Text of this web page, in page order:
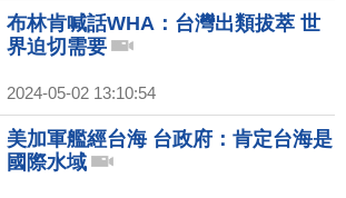
布林肯喊話WHA：台灣出類拔萃 世
界迫切需要
2024-05-02 13:10:54
美加軍艦經台海 台政府：肯定台海是
國際水域